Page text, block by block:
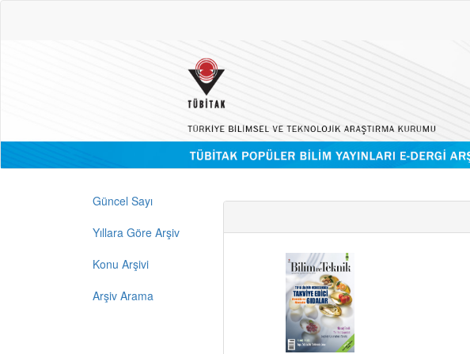
Güncel Sayı
Yıllara Göre Arşiv
Konu Arşivi
Arşiv Arama